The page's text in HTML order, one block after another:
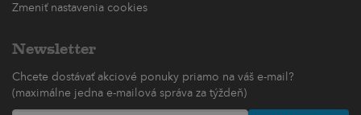
Zmeniť nastavenia cookies
Newsletter
Chcete dostávať akciové ponuky priamo na váš e-mail?
(maximálne jedna e-mailová správa za týždeň)